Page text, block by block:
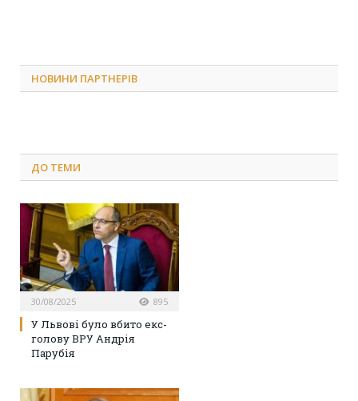
НОВИНИ ПАРТНЕРІВ
ДО ТЕМИ
30/08/2025 895
У Львові було вбито екс-
голову ВРУ Андрія
Парубія